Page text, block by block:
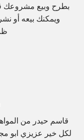
بطرح وبيع مشروعك
ويمكنك بيعه أو
قاسم حيدر من
لكل خير عزيزي ابو